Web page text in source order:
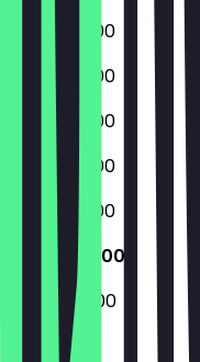
06:00 - 19:00
06:00 - 19:00
06:00 - 19:00
06:00 - 19:00
06:00 - 19:00
06:00 - 19:00
06:00 - 15:00